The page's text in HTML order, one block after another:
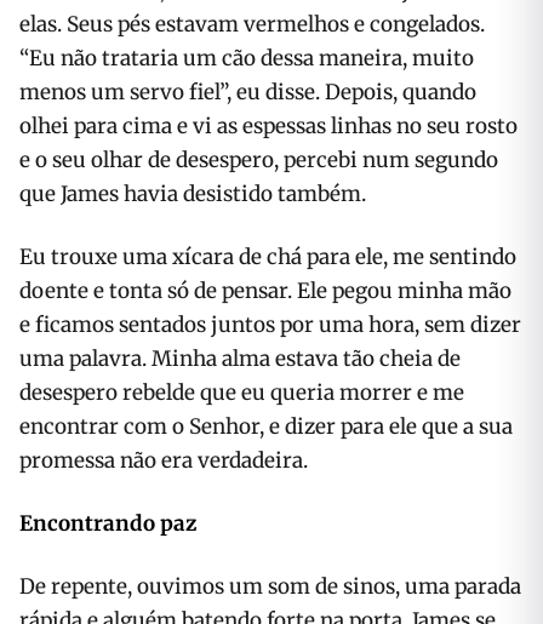
elas. Seus pés estavam vermelhos e congelados.
“Eu não trataria um cão dessa maneira, muito
menos um servo fiel”, eu disse. Depois, quando
olhei para cima e vi as espessas linhas no seu rosto
e o seu olhar de desespero, percebi num segundo
que James havia desistido também.
Eu trouxe uma xícara de chá para ele, me sentindo
doente e tonta só de pensar. Ele pegou minha mão
e ficamos sentados juntos por uma hora, sem dizer
uma palavra. Minha alma estava tão cheia de
desespero rebelde que eu queria morrer e me
encontrar com o Senhor, e dizer para ele que a sua
promessa não era verdadeira.
Encontrando paz
De repente, ouvimos um som de sinos, uma parada